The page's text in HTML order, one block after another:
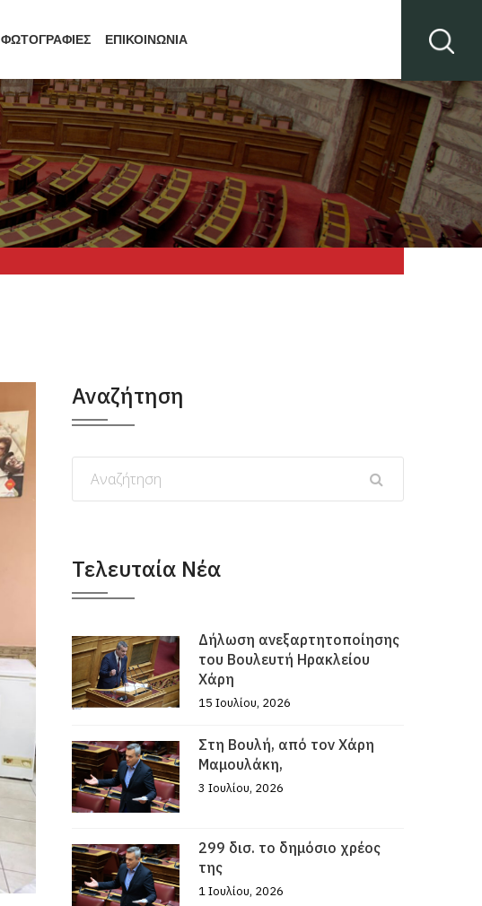
ΦΩΤΟΓΡΑΦΙΕΣ ΕΠΙΚΟΙΝΩΝΙΑ
Αναζήτηση
Τελευταία Νέα
Δήλωση ανεξαρτητοποίησης
του Βουλευτή Ηρακλείου
Χάρη
15 Ιουλίου, 2026
Στη Βουλή, από τον Χάρη
Μαμουλάκη,
3 Ιουλίου, 2026
299 δισ. το δημόσιο χρέος
της
1 Ιουλίου, 2026